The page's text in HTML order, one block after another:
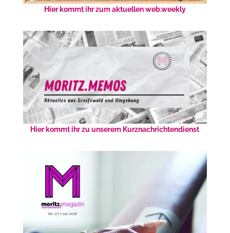
Hier kommt ihr zum aktuellen web.weekly
Hier kommt ihr zu unserem Kurznachrichtendienst